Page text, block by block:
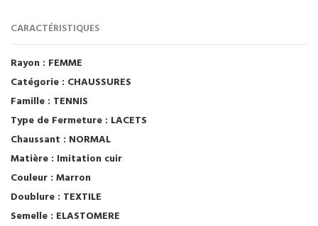
CARACTÉRISTIQUES
Rayon : FEMME
Catégorie : CHAUSSURES
Famille : TENNIS
Type de Fermeture : LACETS
Chaussant : NORMAL
Matière : Imitation cuir
Couleur : Marron
Doublure : TEXTILE
Semelle : ELASTOMERE